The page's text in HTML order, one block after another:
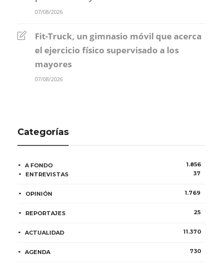
07/08/2026
Fit-Truck, un gimnasio móvil que acerca
el ejercicio físico supervisado a los
mayores
07/08/2026
Categorías
A FONDO
1.856
ENTREVISTAS
37
OPINIÓN 1.769
REPORTAJES 25
ACTUALIDAD 11.370
AGENDA 730